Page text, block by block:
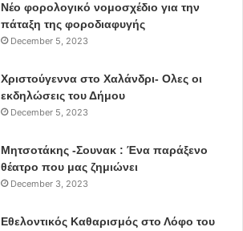
Νέο φορολογικό νομοσχέδιο για την
πάταξη της φοροδιαφυγής
December 5, 2023
Χριστούγεννα στο Χαλάνδρι- Ολες οι
εκδηλώσεις του Δήμου
December 5, 2023
Μητσοτάκης -Σουνακ : Ένα παράξενο
θέατρο που μας ζημιώνει
December 3, 2023
Εθελοντικός Καθαρισμός στο Λόφο του